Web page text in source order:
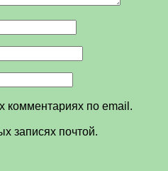
комментариях по email.
записях почтой.